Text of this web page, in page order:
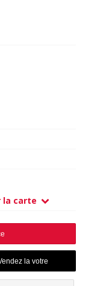
la carte